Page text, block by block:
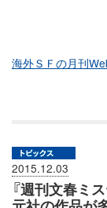
海外ＳＦの月刊
2015.12.03
『週刊文春ミ